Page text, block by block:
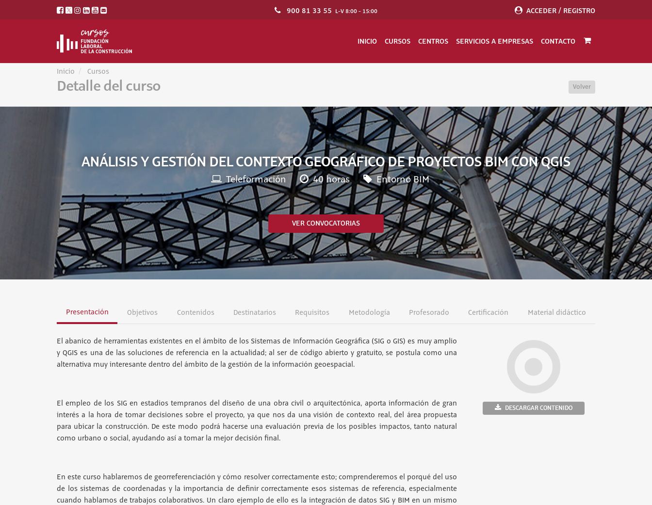
900 81 33 55 L-V 8:00 - 15:00 ACCEDER / REGISTRO
INICIO CURSOS CENTROS SERVICIOS A EMPRESAS CONTACTO
Inicio Cursos
Detalle del curso Volver
ANÁLISIS Y GESTIÓN DEL CONTEXTO GEOGRÁFICO DE PROYECTOS BIM CON QGIS
Teleformación 40 horas Entorno BIM
VER CONVOCATORIAS
Presentación Objetivos Contenidos Destinatarios Requisitos Metodología Profesorado Certificación Material didáctico
El abanico de herramientas existentes en el ámbito de los Sistemas de Información Geográfica (SIG o GIS) es muy amplio
y QGIS es una de las soluciones de referencia en la actualidad; al ser de código abierto y gratuito, se postula como una
alternativa muy interesante dentro del ámbito de la gestión de la información geoespacial.
El empleo de los SIG en estadios tempranos del diseño de una obra civil o arquitectónica, aporta información de gran
interés a la hora de tomar decisiones sobre el proyecto, ya que nos da una visión de contexto real, del área propuesta
para ubicar la construcción. De este modo podrá hacerse una evaluación previa de los posibles impactos, tanto natural
como urbano o social, ayudando así a tomar la mejor decisión final.
En este curso hablaremos de georreferenciación y cómo resolver correctamente esto; comprenderemos el porqué del uso
de los sistemas de coordenadas y la importancia de definir correctamente esos sistemas de referencia, especialmente
cuando hablamos de trabajos colaborativos. Un claro ejemplo de ello es la integración de datos SIG y BIM en un mismo
DESCARGAR CONTENIDO